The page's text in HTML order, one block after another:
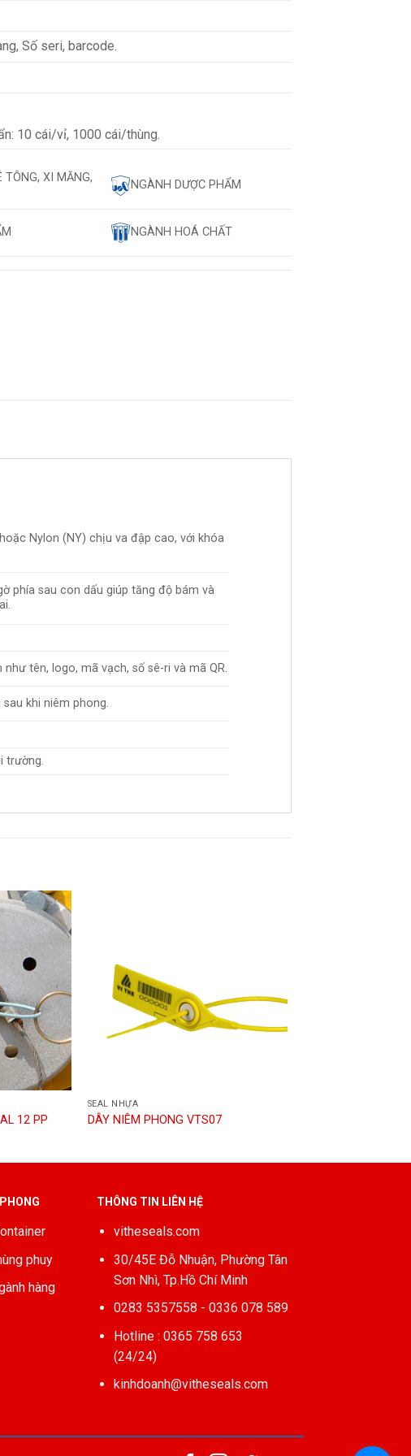
Số seri, barcode.
10 cái/vỉ, 1000 cái/thùng.
TÔNG, XI MĂNG,
NGÀNH DƯỢC PHẨM
NGÀNH HOÁ CHẤT
Nylon (NY) chịu va đập cao, với khóa
phía sau con dấu giúp tăng độ bám và
tên, logo, mã vạch, số sê-ri và mã QR.
khi niêm phong.
trường.
12 PP
SEAL NHỰA
DÂY NIÊM PHONG VTS07
phuy
hàng
THÔNG TIN LIÊN HỆ
vitheseals.com
30/45E Đỗ Nhuận, Phường Tân
Sơn Nhì, Tp.Hồ Chí Minh
0283 5357558 - 0336 078 589
Hotline : 0365 758 653
(24/24)
kinhdoanh@vitheseals.com